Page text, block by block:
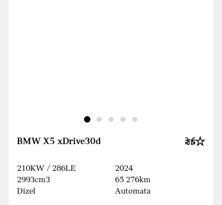
BMW X5 xDrive30d
210KW / 286LE
2993cm3
Dízel
2024
65 276km
Automata